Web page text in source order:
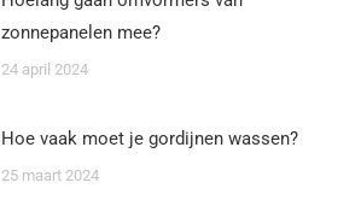
zonnepanelen mee?
24 april 2024
Hoe vaak moet je gordijnen wassen?
25 maart 2024